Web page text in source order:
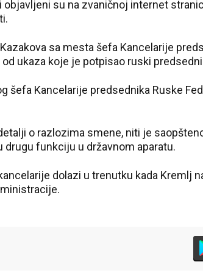
su na zvaničnoj internet
sa mesta šefa Kancelarije
ukaza koje je potpisao ruski
šefa Kancelarije predsednika Ruske
o razlozima smene, niti je
drugu funkciju u državnom aparatu.
dolazi u trenutku kada Kremlj